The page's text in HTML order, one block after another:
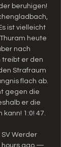
beruhigen!
ist vielleicht
heute
nach
treibt er den
Strafraum
flach ab.
gegen die
er die
1:0! 47.
Werder
hours ago —